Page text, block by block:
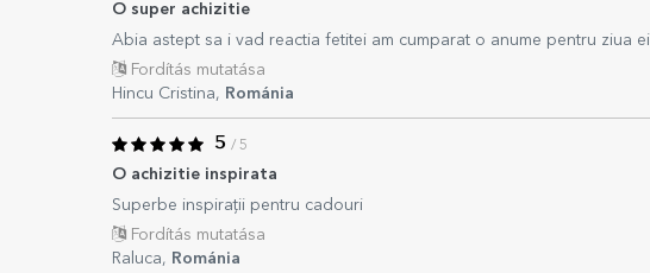
O super achizitie
Abia astept sa i vad reactia fetitei am cumparat o anume pentru ziua
Fordítás mutatása
Hincu Cristina, Románia
5 / 5
O achizitie inspirata
Superbe inspirații pentru cadouri
Fordítás mutatása
Raluca, Románia